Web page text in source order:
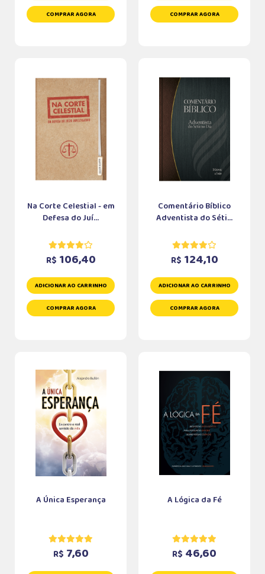
COMPRAR AGORA COMPRAR AGORA
Na Corte Celestial - em
Defesa do Juí...
R$ 106,40
ADICIONAR AO CARRINHO
COMPRAR AGORA
Comentário Bíblico
Adventista do Séti...
R$ 124,10
ADICIONAR AO CARRINHO
COMPRAR AGORA
A Única Esperança
R$ 7,60
A Lógica da Fé
R$ 46,60